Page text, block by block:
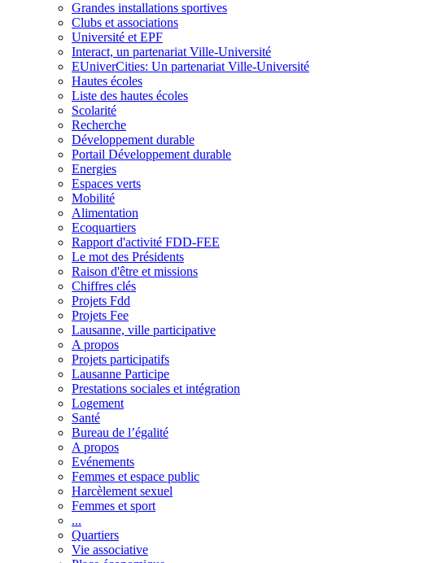
Grandes installations sportives
Clubs et associations
Université et EPF
Interact, un partenariat Ville-Université
EUniverCities: Un partenariat Ville-Université
Hautes écoles
Liste des hautes écoles
Scolarité
Recherche
Développement durable
Portail Développement durable
Energies
Espaces verts
Mobilité
Alimentation
Ecoquartiers
Rapport d'activité FDD-FEE
Le mot des Présidents
Raison d'être et missions
Chiffres clés
Projets Fdd
Projets Fee
Lausanne, ville participative
A propos
Projets participatifs
Lausanne Participe
Prestations sociales et intégration
Logement
Santé
Bureau de l’égalité
A propos
Evénements
Femmes et espace public
Harcèlement sexuel
Femmes et sport
...
Quartiers
Vie associative